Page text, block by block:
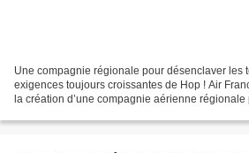
Une compagnie régionale pour désenclaver les
exigences toujours croissantes de Hop ! Air
la création d’une compagnie aérienne